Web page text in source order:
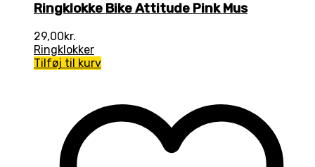
Ringklokke Bike Attitude Pink Mus
29,00kr.
Ringklokker
Tilføj til kurv